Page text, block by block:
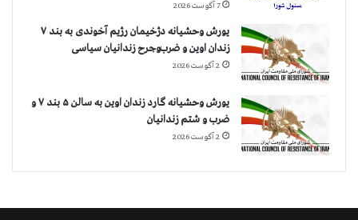
7 آگوست 2026
یورش وحشیانه دژخیمان رژیم آخوندی به بند ۷
زندان اوین و ضرب‌وجرح زندانیان سیاسی
2 آگوست 2026
یورش وحشیانه گارد زندان اوین به سالن ۵ بند ۷ و
ضرب و شتم زندانیان
2 آگوست 2026